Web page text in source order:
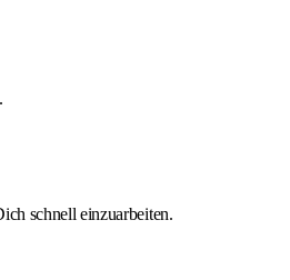
schnell einzuarbeiten.